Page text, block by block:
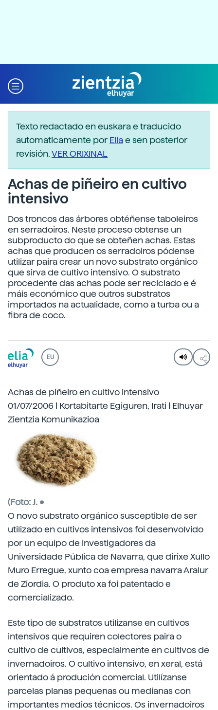
Texto redactado en euskara e traducido
automaticamente porEliae sen posterior
revisión.VER ORIXINAL
Achas de piñeiro en cultivo
intensivo
Dos troncos das árbores obtéñense taboleiros
en serradoiros. Neste proceso obtense un
subproducto do que se obteñen achas. Estas
achas que producen os serradoiros pódense
utilizar paira crear un novo substrato orgánico
que sirva de cultivo intensivo. O substrato
procedente das achas pode ser reciclado e é
máis económico que outros substratos
importados na actualidade, como a turba ou a
fibra de coco.
EU
Achas de piñeiro en cultivo intensivo
01/07/2006 | Kortabitarte Egiguren, Irati | Elhuyar
Zientzia Komunikazioa
(Foto: J. •
O novo substrato orgánico susceptible de ser
utilizado en cultivos intensivos foi desenvolvido
por un equipo de investigadores da
Universidade Pública de Navarra, que dirixe Xullo
Muro Erregue, xunto coa empresa navarra Aralur
de Ziordia. O produto xa foi patentado e
comercializado.
Este tipo de substratos utilízanse en cultivos
intensivos que requiren colectores paira o
cultivo de cultivos, especialmente en cultivos de
invernadoiros. O cultivo intensivo, en xeral, está
orientado á produción comercial. Utilízanse
parcelas planas pequenas ou medianas con
importantes medios técnicos. Os invernadoiros